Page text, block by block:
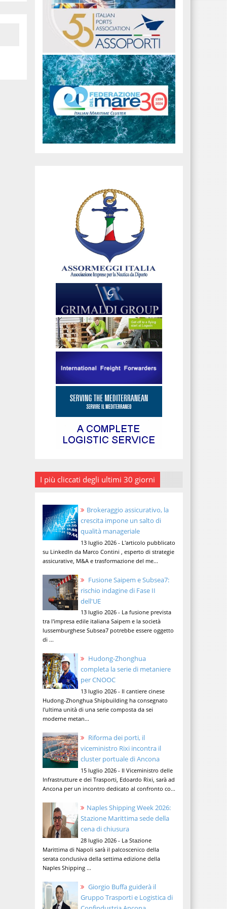
I più cliccati degli ultimi 30 giorni
Brokeraggio assicurativo, la
crescita impone un salto di
qualità manageriale
13 luglio 2026 - L'articolo pubblicato
su LinkedIn da Marco Contini , esperto di strategie
assicurative, M&A e trasformazione del me...
Fusione Saipem e Subsea7:
rischio indagine di Fase II
dell'UE
13 luglio 2026 - La fusione prevista
tra l'impresa edile italiana Saipem e la società
lussemburghese Subsea7 potrebbe essere oggetto
di ...
Hudong-Zhonghua
completa la serie di metaniere
per CNOOC
13 luglio 2026 - Il cantiere cinese
Hudong-Zhonghua Shipbuilding ha consegnato
l'ultima unità di una serie composta da sei
moderne metan...
Riforma dei porti, il
viceministro Rixi incontra il
cluster portuale di Ancona
15 luglio 2026 - Il Viceministro delle
Infrastrutture e dei Trasporti, Edoardo Rixi, sarà ad
Ancona per un incontro dedicato al confronto co...
Naples Shipping Week 2026:
Stazione Marittima sede della
cena di chiusura
28 luglio 2026 - La Stazione
Marittima di Napoli sarà il palcoscenico della
serata conclusiva della settima edizione della
Naples Shipping ...
Giorgio Buffa guiderà il
Gruppo Trasporti e Logistica di